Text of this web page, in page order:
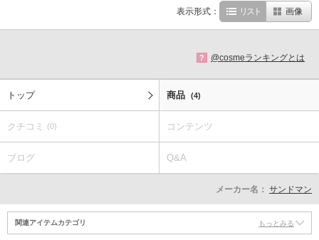
表示形式： リスト 画像
? @cosmeランキングとは
トップ 商品 (4)
クチコミ (0) コンテンツ
ブログ Q&A
メーカー名： サンドマン
関連アイテムカテゴリ もっとみる